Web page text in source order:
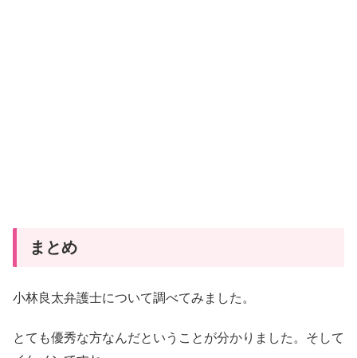
まとめ
小林良太弁護士について調べてみました。
とても優秀な方なんだということが分かりました。そして